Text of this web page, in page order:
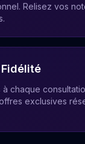
Relisez vos
à chaque
exclusives